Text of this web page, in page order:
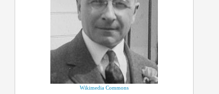
Wikimedia Commons